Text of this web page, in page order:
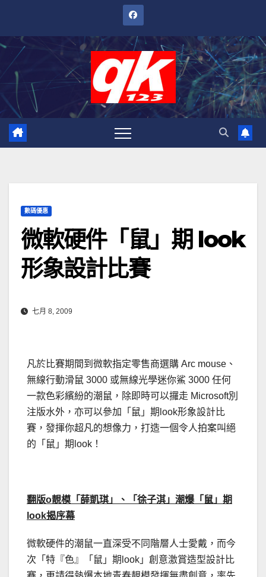
內
數碼優惠
微軟硬件「鼠」期 look
形象設計比賽
七月 8, 2009
凡於比賽期間到微軟指定零售商選購 Arc mouse、
無線行動滑鼠 3000 或無線光學迷你鯊 3000 任何
一款色彩繽紛的潮鼠，除即時可以攞走 Microsoft別
注版水外，亦可以參加「鼠」期look形象設計比
賽，發揮你超凡的想像力，打造一個令人拍案叫絕
的「鼠」期look！
翻版o靚模「薛凱琪」、「徐子淇」潮爆「鼠」期
look揭序幕
微軟硬件的潮鼠一直深受不同階層人士愛戴，而今
次「特『色』「鼠」期look」創意激賞造型設計比